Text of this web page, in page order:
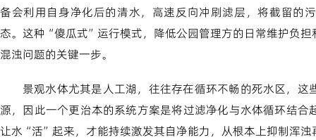
备会利用自身净化后的清水，高速反向冲刷滤层，将截留的
态。这种“傻瓜式”运行模式，降低公园管理方的日常维护负
混浊问题的关键一步。
景观水体尤其是人工湖，往往存在循环不畅的死水区，
源，因此一个更治本的系统方案是将过滤净化与水体循环结
让水“活”起来，才能持续激发其自净能力，从根本上抑制浑浊